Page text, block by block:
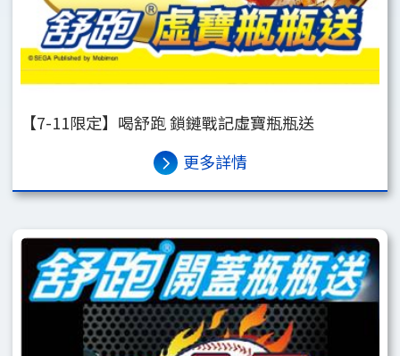
【7-11限定】喝舒跑 鎖鏈戰記虛寶瓶瓶送
更多詳情